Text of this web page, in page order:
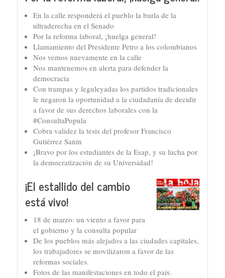
En la calle responderá el pueblo la burla de la
ultraderecha en el Senado
Por la reforma laboral, ¡huelga general!
Llamamiento del Presidente Petro a los colombianos
Nos vemos nuevamente en la calle
Nos mantenemos en alerta para defender la
democracia
Con trampas y leguleyadas los partidos tradicionales
le negaron la oportunidad a la ciudadanía de decidir
a favor de sus derechos laborales con la
#ConsultaPopula
Cobra validez la tesis del profesor Francisco
Gutiérrez Sanín
¡Bravo por los estudiantes de la Esap, y su lucha por
la democratización de su Universidad!
¡El estallido del cambio
está vivo!
18 de marzo: un viento a favor para
el gobierno y la consulta popular
De los pueblos más alejados a las ciudades capitales,
los trabajadores se movilizaron a favor de las
reformas sociales.
Fotos de las manifestaciones en todo el país.